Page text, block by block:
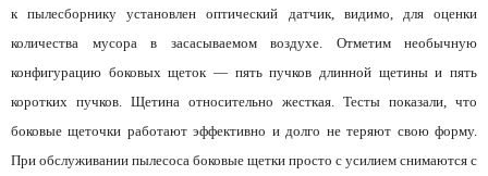
к пылесборнику установлен оптический датчик, видимо, для оценки
количества мусора в засасываемом воздухе. Отметим необычную
конфигурацию боковых щеток — пять пучков длинной щетины и пять
коротких пучков. Щетина относительно жесткая. Тесты показали, что
боковые щеточки работают эффективно и долго не теряют свою форму.
При обслуживании пылесоса боковые щетки просто с усилием снимаются с